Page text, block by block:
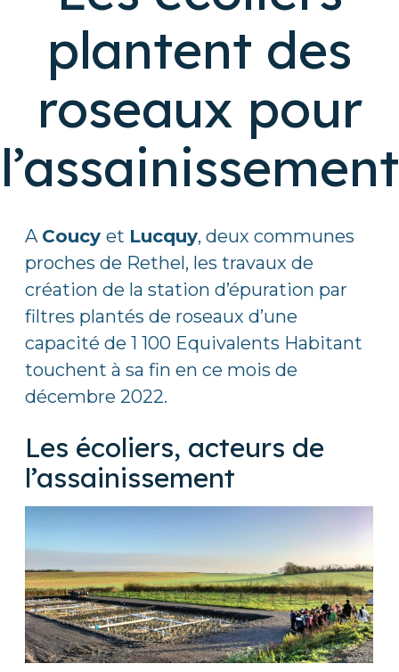
plantent des
roseaux pour
l’assainissement
A Coucyet Lucquy, deux communes
proches de Rethel, les travaux de
création de la station d’épuration par
filtres plantés de roseaux d’une
capacité de 1 100 Equivalents Habitant
touchent à sa fin en ce mois de
décembre 2022.
Les écoliers, acteurs de
l’assainissement